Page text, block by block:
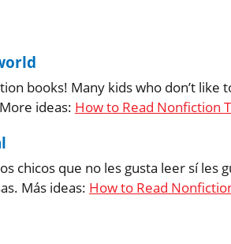
books! Many kids who don’t like
ideas: How to Read Nonfiction
chicos que no les gusta leer sí
Más ideas: How to Read